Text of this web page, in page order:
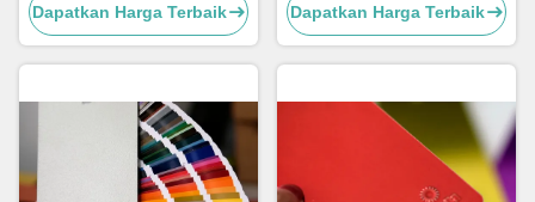
Dapatkan Harga Terbaik
sumber daya
Dapatkan Harga Terbaik